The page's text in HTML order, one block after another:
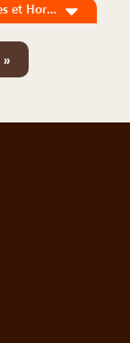
Grand Tour de Corée, entre Héritages et Horizons
»